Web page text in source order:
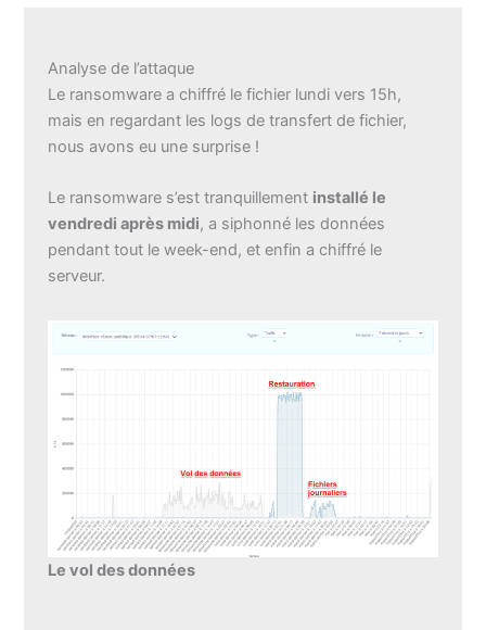
Analyse de l’attaque
Le ransomware a chiffré le fichier lundi vers 15h,
mais en regardant les logs de transfert de fichier,
nous avons eu une surprise !
Le ransomware s’est tranquillement installé le
vendredi après midi, a siphonné les données
pendant tout le week-end, et enfin a chiffré le
serveur.
Le vol des données